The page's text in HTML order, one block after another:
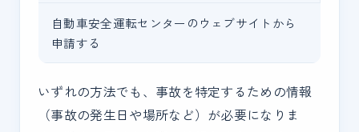
自動車安全運転センターのウェブサイトから
申請する
いずれの方法でも、事故を特定するための情報
（事故の発生日や場所など）が必要になりま